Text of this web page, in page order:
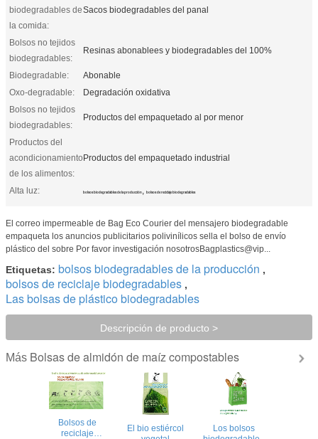
biodegradables de
la comida:
Sacos biodegradables del panal
Bolsos no tejidos
biodegradables:
Resinas abonablees y biodegradables del 100%
Biodegradable:
Abonable
Oxo-degradable:
Degradación oxidativa
Bolsos no tejidos
biodegradables:
Productos del empaquetado al por menor
Productos del
acondicionamiento
de los alimentos:
Productos del empaquetado industrial
Alta luz: bolsos biodegradables de la producción, bolsos de reciclaje biodegradables
El correo impermeable de Bag Eco Courier del mensajero biodegradable
empaqueta los anuncios publicitarios polivinílicos sella el bolso de envío
plástico del sobre Por favor investigación nosotrosBagplastics@vip...
Etiquetas: bolsos biodegradables de la producción ,
bolsos de reciclaje biodegradables ,
Las bolsas de plástico biodegradables
Descripción de producto >
Más Bolsas de almidón de maíz compostables
Bolsos de
reciclaje
El bio estiércol
Los bolsos